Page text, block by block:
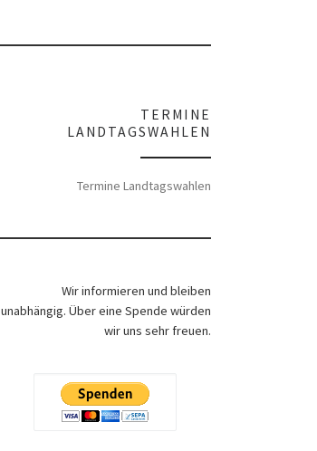
2022
konsolidierte
Haushaltsüberschuss
beträgt rund 28
TERMINE
LANDTAGSWAHLEN
Termine Landtagswahlen
Wir informieren und bleiben
unabhängig. Über eine Spende würden
wir uns sehr freuen.